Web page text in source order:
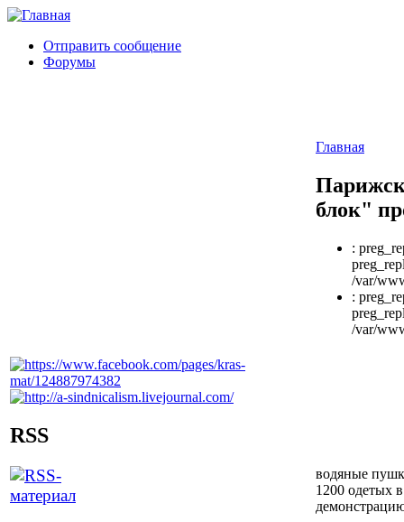
Отправить сообщение
Форумы
RSS
Главная
блок"
:
/var/
:
/var/
водяные
1200 одетых